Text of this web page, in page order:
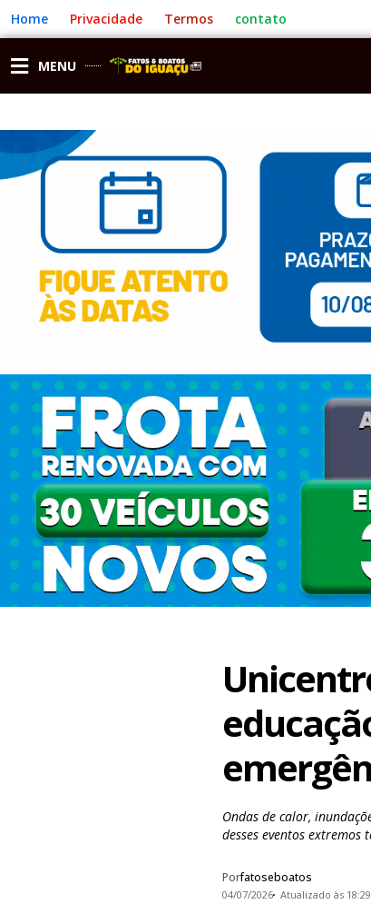
para
o
conteúdo
Home Privacidade Termos contato
MENU
Ondas de calor,
desses eventos
Porfatoseboatos
04/07/2026 Atualizado às 18:29